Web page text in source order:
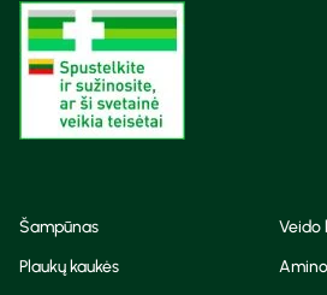
Šampūnas
Veido
Plaukų kaukės